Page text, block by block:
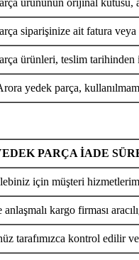
ürününün orijinal kutusu,
siparişinize ait fatura
ürünleri, teslim tarihinden
yedek parça,
PARÇA İADE
için müşteri
kargo firması
tarafımızca kontrol edilir